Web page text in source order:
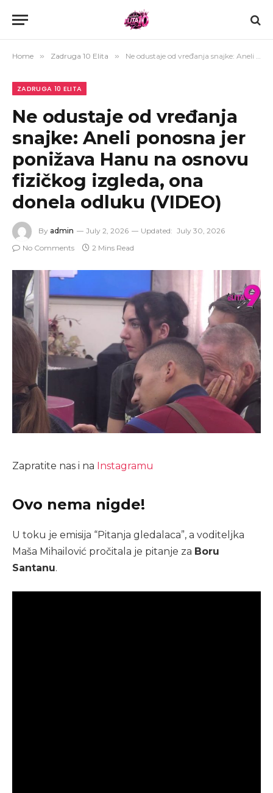
Home » Zadruga 10 Elita » Ne odustaje od vređanja snajke: Aneli ponosna jer ponižava Hanu na osnovu fizičkog izgleda, ona donela odluku (VIDEO)
ZADRUGA 10 ELITA
Ne odustaje od vređanja
snajke: Aneli ponosna jer
ponižava Hanu na osnovu
fizičkog izgleda, ona
donela odluku (VIDEO)
By admin July 2, 2026 Updated: July 30, 2026
No Comments
2 Mins Read
Zapratite nas i na Instagramu
Ovo nema nigde!
U toku je emisija “Pitanja gledalaca”, a voditeljka
Maša Mihailović pročitala je pitanje za Boru
Santanu.